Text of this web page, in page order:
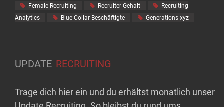
Female Recruiting
Recruiter Gehalt
Recruiting
Analytics
Blue-Collar-Beschäftigte Generations xyz
UPDATE RECRUITING
Trage dich hier ein und du erhältst monatlich unser